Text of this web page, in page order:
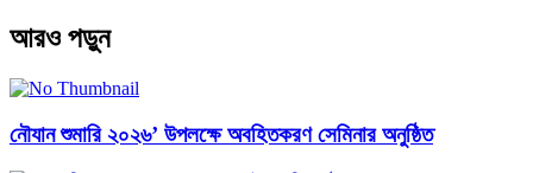
আরও পড়ুন
নৌযান শুমারি ২০২৬’ উপলক্ষে অবহিতকরণ সেমিনার অনুষ্ঠিত